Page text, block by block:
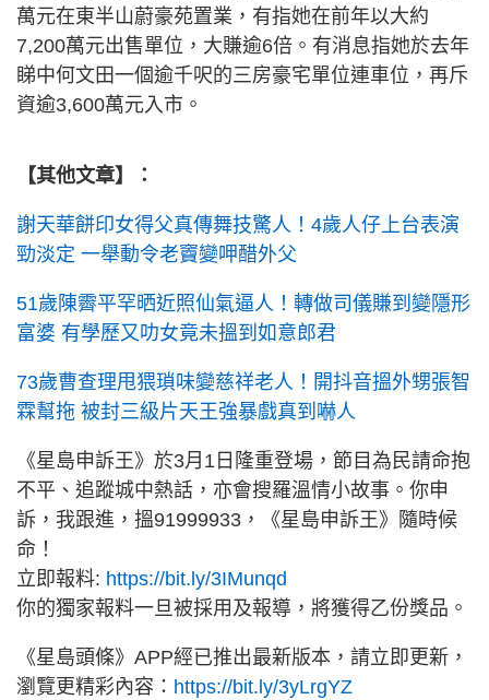
萬元在東半山蔚豪苑置業，有指她在前年以大約
7,200萬元出售單位，大賺逾6倍。有消息指她於去年
睇中何文田一個逾千呎的三房豪宅單位連車位，再斥
資逾3,600萬元入市。
【其他文章】：
謝天華餅印女得父真傳舞技驚人！4歲人仔上台表演
勁淡定 一舉動令老竇變呷醋外父
51歲陳霽平罕晒近照仙氣逼人！轉做司儀賺到變隱形
富婆 有學歷又叻女竟未搵到如意郎君
73歲曹查理甩猥瑣味變慈祥老人！開抖音搵外甥張智
霖幫拖 被封三級片天王強暴戲真到嚇人
《星島申訴王》於3月1日隆重登場，節目為民請命抱
不平、追蹤城中熱話，亦會搜羅溫情小故事。你申
訴，我跟進，搵91999933，《星島申訴王》隨時候
命！
立即報料: https://bit.ly/3IMunqd
你的獨家報料一旦被採用及報導，將獲得乙份獎品。
《星島頭條》APP經已推出最新版本，請立即更新，
瀏覽更精彩內容： https://bit.ly/3yLrgYZ